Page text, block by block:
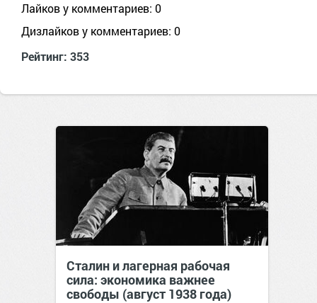
Лайков у комментариев: 0
Дизлайков у комментариев: 0
Рейтинг: 353
Сталин и лагерная рабочая
сила: экономика важнее
свободы (август 1938 года)